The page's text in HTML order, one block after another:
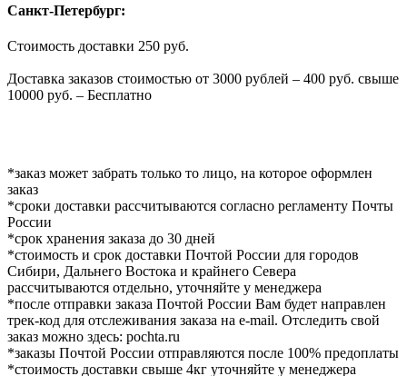
Санкт-Петербург:
Стоимость доставки 250 руб.
Доставка заказов стоимостью от 3000 рублей – 400 руб. свыше
10000 руб. – Бесплатно
*заказ может забрать только то лицо, на которое оформлен
заказ
*сроки доставки рассчитываются согласно регламенту Почты
России
*срок хранения заказа до 30 дней
*стоимость и срок доставки Почтой России для городов
Сибири, Дальнего Востока и крайнего Севера
рассчитываются отдельно, уточняйте у менеджера
*после отправки заказа Почтой России Вам будет направлен
трек-код для отслеживания заказа на e-mail. Отследить свой
заказ можно здесь: pochta.ru
*заказы Почтой России отправляются после 100% предоплаты
*стоимость доставки свыше 4кг уточняйте у менеджера